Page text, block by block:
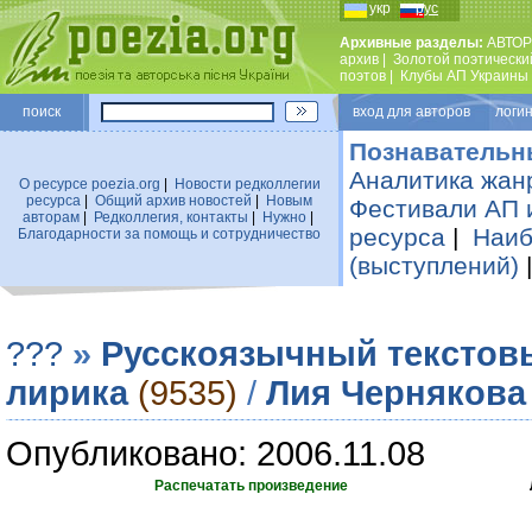
укр рус
Архивные разделы:
архив
Золотой
поэтов
Клубы АП Украины
поиск вход для авторов
О ресурсе poezia.org
Новости редколлегии
ресурса
Общий архив новостей
Новым
авторам| Редколлегия, контакты Нужно|
Благодарности за помощь и сотрудничество
Аналитика
Фестивали АП
ресурса |
(выступлений)
??? » Русскоязычный
лирика (9535) / Лия Чернякова
Опубликовано: 2006.11.08
Распечатать произведение